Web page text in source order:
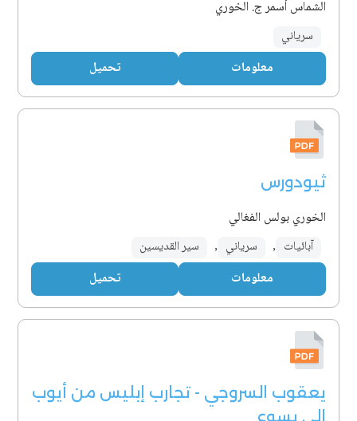
الشماس أسمر ج. الخوري
سرياني
معلومات تحميل
ثيودورس
الخوري بولس الفغالي
آبائيات , سرياني , سير القديسين
معلومات تحميل
يعقوب السروجي - تجارب إبليس من أيوب
إلى يسوع